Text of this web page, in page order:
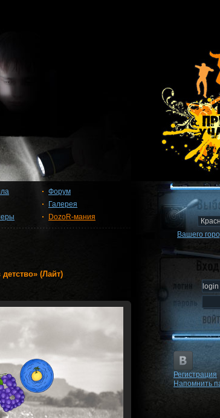
Форум
Галерея
DozoR-мания
(Лайт)
Вашего
Регистрация
Напомнить